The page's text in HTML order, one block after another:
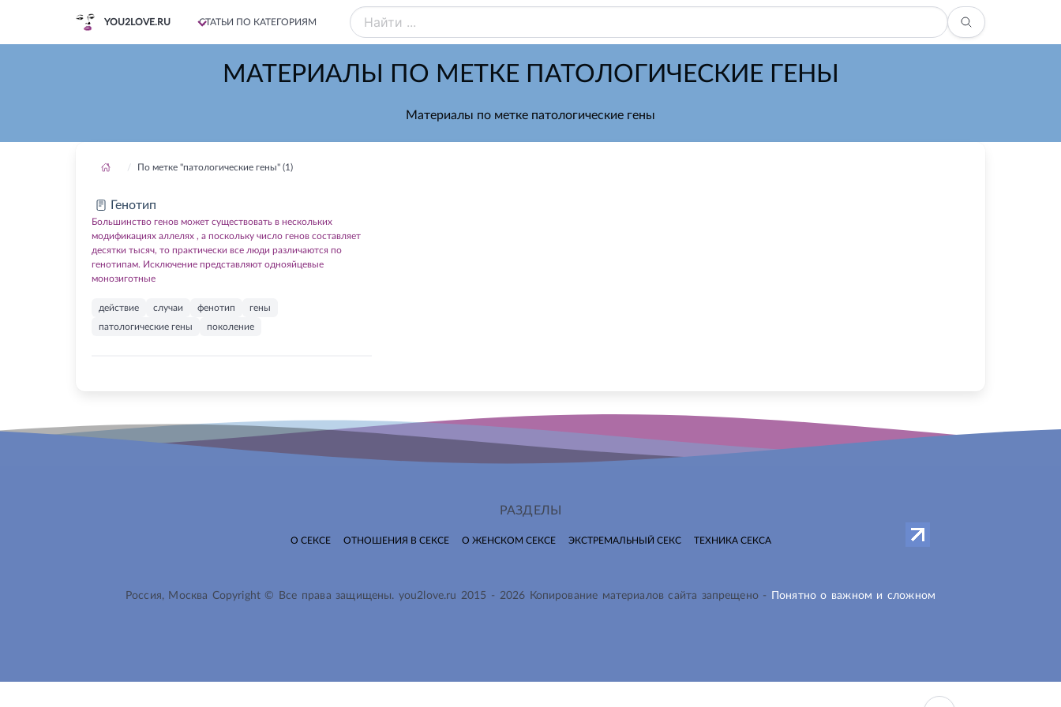
YOU2LOVE.RU СТАТЬИ ПО КАТЕГОРИЯМ
МАТЕРИАЛЫ ПО МЕТКЕ ПАТОЛОГИЧЕСКИЕ ГЕНЫ
Материалы по метке патологические гены
По метке "патологические гены" (1)
Генотип
Большинство генов может существовать в нескольких
модификациях аллелях , а поскольку число генов составляет
десятки тысяч, то практически все люди различаются по
генотипам. Исключение представляют однояйцевые
монозиготные
действие случаи фенотип
гены
патологические гены
поколение
РАЗДЕЛЫ
О СЕКСЕ ОТНОШЕНИЯ В СЕКСЕ О ЖЕНСКОМ СЕКСЕ ЭКСТРЕМАЛЬНЫЙ СЕКС ТЕХНИКА СЕКСА
Россия, Москва Copyright © Все права защищены. you2love.ru 2015 - 2026 Копирование материалов сайта запрещено - Понятно о важном и сложном